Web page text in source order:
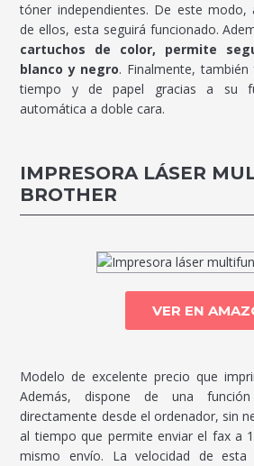
tóner independientes. De este
de ellos, esta seguirá funcionado.
cartuchos de color, permite
blanco y negro. Finalmente,
tiempo y de papel gracias a su
automática a doble cara.
IMPRESORA LÁSER
BROTHER
VER EN
Modelo de excelente precio que
Además, dispone de una
directamente desde el ordenador, sin
al tiempo que permite enviar el fax a
mismo envío. La velocidad de